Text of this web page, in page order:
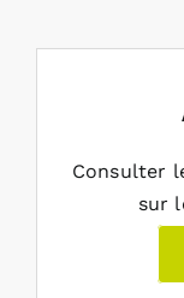
Consulter
sur